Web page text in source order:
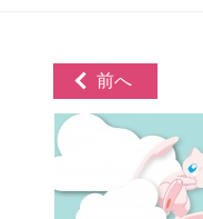
前へ